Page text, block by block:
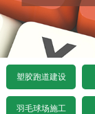
塑胶跑道建设
羽毛球场施工